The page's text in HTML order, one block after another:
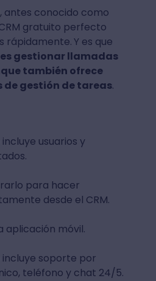
, antes conocido como
gratuito perfecto
rápidamente.Y es que
gestionar llamadas
también ofrece
gestión de tareas.
usuarios y
para hacer
desde el CRM.
aplicación móvil.
soporte por
teléfono y chat 24/5.